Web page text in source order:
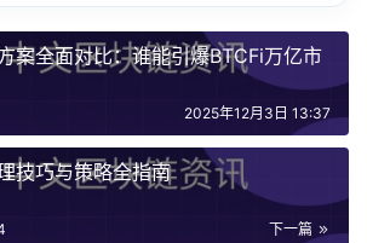
案全面对比：谁能引爆BTCFi万亿市
2025年12月3日 13:37
技巧与策略全指南
下一篇